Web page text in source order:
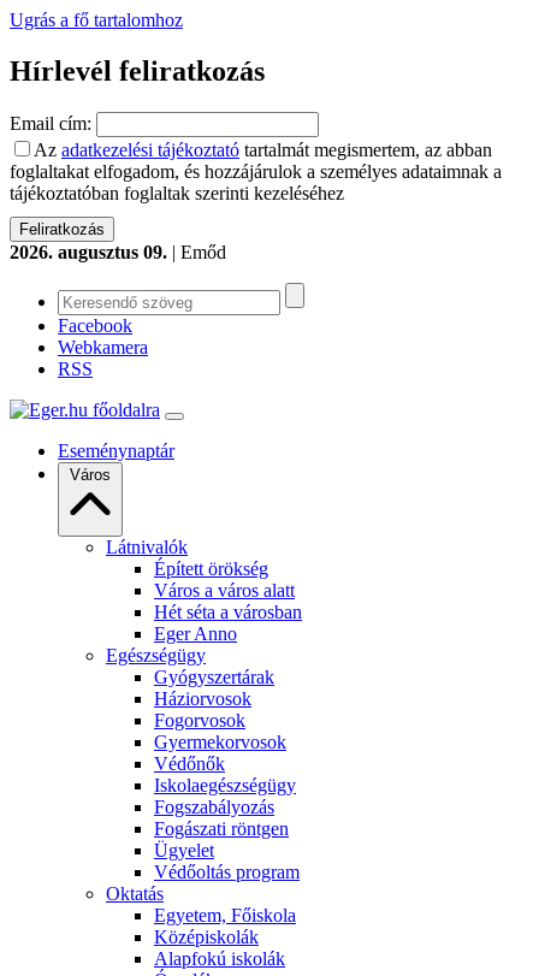
Ugrás a fő tartalomhoz
Hírlevél feliratkozás
Email cím:
Az adatkezelési tájékoztató tartalmát megismertem, az abban
foglaltakat elfogadom, és hozzájárulok a személyes adataimnak a
tájékoztatóban foglaltak szerinti kezeléséhez
2026. augusztus 09. | Emőd
Facebook
Webkamera
RSS
Eseménynaptár
Város
Látnivalók
Épített örökség
Város a város alatt
Hét séta a városban
Eger Anno
Egészségügy
Gyógyszertárak
Háziorvosok
Fogorvosok
Gyermekorvosok
Védőnők
Iskolaegészségügy
Fogszabályozás
Fogászati röntgen
Ügyelet
Védőoltás program
Oktatás
Egyetem, Főiskola
Középiskolák
Alapfokú iskolák